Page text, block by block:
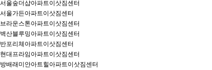
서울숲더샵아파트이삿짐센터
서울가든아파트이삿짐센터
브라운스톤아파트이삿짐센터
벽산블루밍아파트이삿짐센터
반포리체아파트이삿짐센터
현대프라임아파트이삿짐센터
방배래미안아트힐아파트이삿짐센터